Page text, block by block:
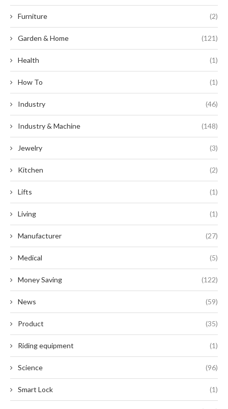
Furniture (2)
Garden & Home (121)
Health (1)
How To (1)
Industry (46)
Industry & Machine (148)
Jewelry (3)
Kitchen (2)
Lifts (1)
Living (1)
Manufacturer (27)
Medical (5)
Money Saving (122)
News (59)
Product (35)
Riding equipment (1)
Science (96)
Smart Lock (1)